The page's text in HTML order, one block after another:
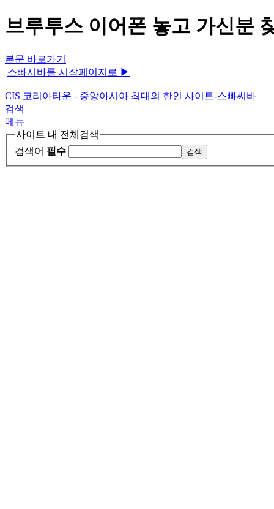
브루투스 이어폰 놓고 가신분
본문 바로가기
스빠시바를 시작페이지로 ▶
CIS 코리아타운 - 중앙아시아 최대의 한인 사이트-스빠씨바
검색
메뉴
사이트 내 전체검색
검색어 필수